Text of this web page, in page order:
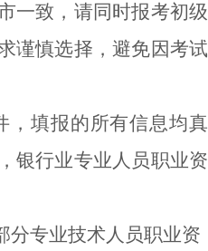
一致，请同时报考初级
谨慎选择，避免因考试
，填报的所有信息均真
银行业专业人员职业资
分专业技术人员职业资